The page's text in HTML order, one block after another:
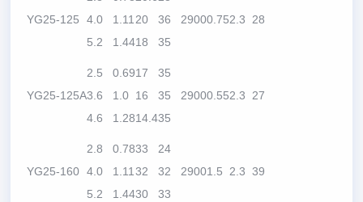
YG25-125
4.0
5.2
1.11
1.44
20
18
36
35
29000.752.3 28
YG25-125A
2.5
3.6
4.6
0.69
1.0
1.28
17
16
14.4
35
35
35
29000.552.3 27
YG25-160
2.8
4.0
5.2
0.78
1.11
1.44
33
32
30
24
32
33
29001.5 2.3 39